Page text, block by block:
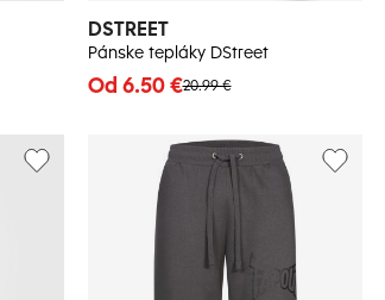
DSTREET
Pánske tepláky DStreet
20.99 €
Od 6.50 €